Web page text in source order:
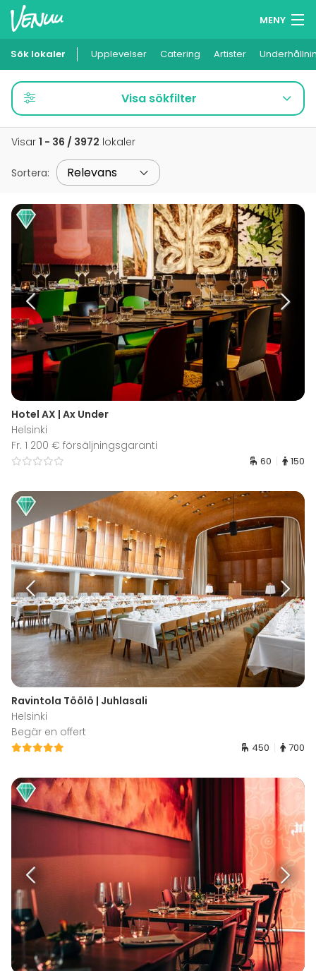
MENY
Minneslista
Logga in
Svenska
Sök lokaler Upplevelser Catering Artister
Visa sökfilter
Visar 1 - 36 / 3972 lokaler
Sortera:
Hotel AX | Ax Under
Helsinki
Fr. 1 200 € försäljningsgaranti
60 150
Ravintola Töölö | Juhlasali
Helsinki
Begär en offert
450 700